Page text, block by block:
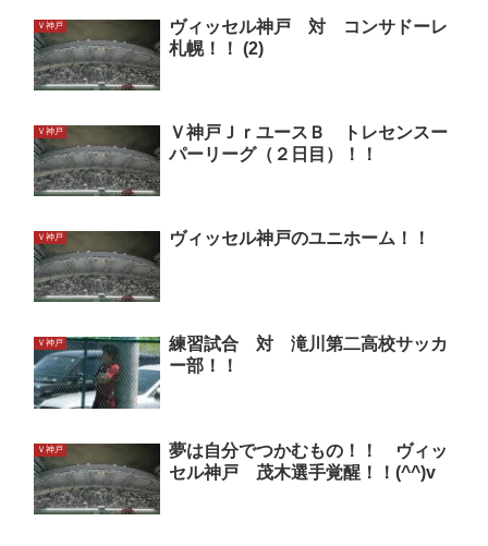
Ｖ神戸
ヴィッセル神戸 対 コンサドーレ
札幌！！ (2)
Ｖ神戸
Ｖ神戸ＪｒユースＢ トレセンスー
パーリーグ（２日目）！！
Ｖ神戸 ヴィッセル神戸のユニホーム！！
Ｖ神戸
練習試合 対 滝川第二高校サッカ
ー部！！
Ｖ神戸
夢は自分でつかむもの！！ ヴィッ
セル神戸 茂木選手覚醒！！(^^)v